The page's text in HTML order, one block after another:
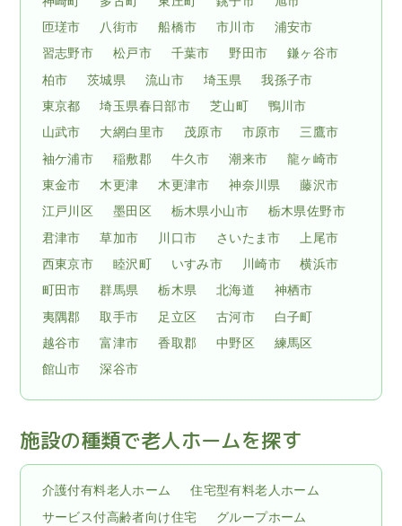
匝瑳市
八街市 船橋市 市川市
浦安市
習志野市
松戸市 千葉市 野田市
鎌ヶ谷市
柏市
茨城県 流山市 埼玉県
我孫子市
東京都
埼玉県春日部市 芝山町
鴨川市
山武市
大網白里市 茂原市 市原市
三鷹市
袖ケ浦市
稲敷郡 牛久市 潮来市
龍ヶ崎市
東金市
木更津 木更津市 神奈川県
藤沢市
江戸川区
墨田区 栃木県小山市
栃木県佐野市
君津市
草加市 川口市 さいたま市
上尾市
西東京市
睦沢町 いすみ市 川崎市
横浜市
町田市
群馬県 栃木県 北海道
神栖市
夷隅郡
取手市 足立区 古河市
白子町
越谷市
富津市 香取郡 中野区
練馬区
館山市
深谷市
施設の種類で老人ホームを探す
介護付有料老人ホーム
住宅型有料老人ホーム
サービス付高齢者向け住宅
グループホーム